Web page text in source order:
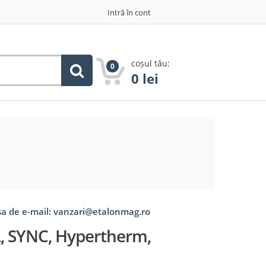
Intră în cont
0 coșul tău:
0 lei
de e-mail: vanzari@etalonmag.ro
Hypertherm,